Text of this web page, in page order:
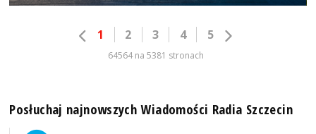
1 2 3 4 5
64564 na 5381 stronach
Posłuchaj najnowszych Wiadomości Radia Szczecin